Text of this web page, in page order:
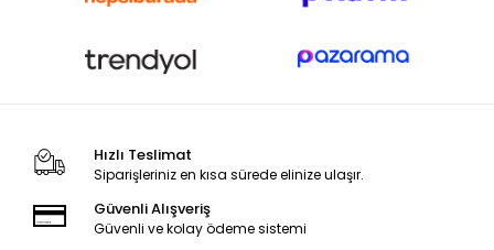
Hızlı Teslimat
Siparişleriniz en kısa sürede elinize ulaşır.
Güvenli Alışveriş
Güvenli ve kolay ödeme sistemi